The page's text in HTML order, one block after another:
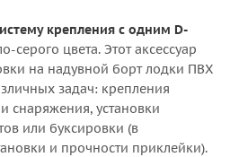
крепления с одним D-
серого цвета. Этот аксессуар
на надувной борт лодки ПВХ
задач: крепления
снаряжения, установки
или буксировки (в
и прочности приклейки).